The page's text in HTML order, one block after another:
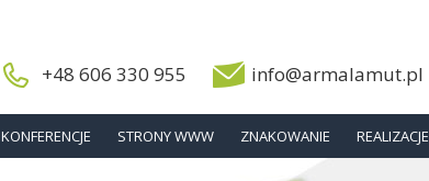
+48 606 330 955 info@armalamut.pl
KONFERENCJE STRONY WWW ZNAKOWANIE REALIZACJE